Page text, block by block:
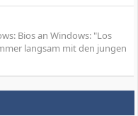
Bios an Windows: "Los
langsam mit den jungen